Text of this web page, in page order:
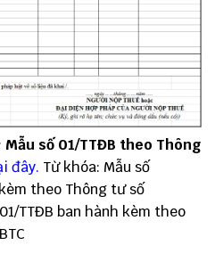
Mẫu số 01/TTĐB theo Thông
đây. Từ khóa: Mẫu số
theo Thông tư số
TTĐB ban hành kèm theo